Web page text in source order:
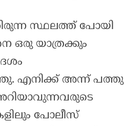
സ്ഥലത്ത് പോയി
ഒരു യാത്രക്കും
എനിക്ക് അന്ന് പത്തു
പോലീസ്